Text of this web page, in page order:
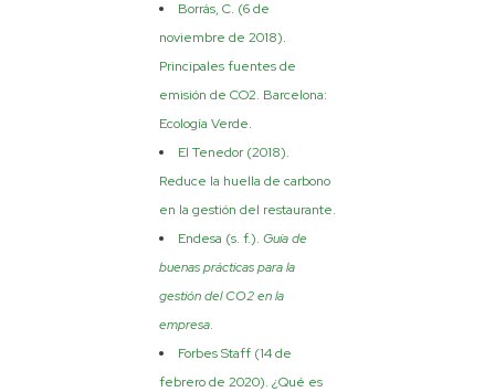
Borrás, C. (6 de
noviembre de 2018).
Principales fuentes de
emisión de CO2. Barcelona:
Ecología Verde.
El Tenedor (2018).
Reduce la huella de carbono
en la gestión del restaurante.
Endesa (s. f.). Guía de
buenas prácticas para la
gestión del CO2 en la
empresa.
Forbes Staff (14 de
febrero de 2020). ¿Qué es